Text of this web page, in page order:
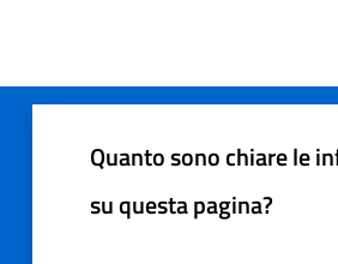
Quanto sono chiare le
su questa pagina?